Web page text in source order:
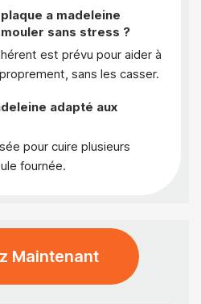
a madeleine
sans stress ?
est prévu pour aider à
sans les casser.
adapté aux
pour cuire plusieurs
fournée.
Maintenant